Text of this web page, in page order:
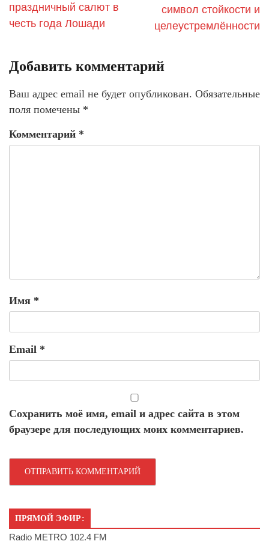
праздничный салют в
честь года Лошади
символ стойкости и
целеустремлённости
Добавить комментарий
Ваш адрес email не будет опубликован. Обязательные
поля помечены *
Комментарий *
Имя *
Email *
Сохранить моё имя, email и адрес сайта в этом
браузере для последующих моих комментариев.
ПРЯМОЙ ЭФИР:
Radio METRO 102.4 FM